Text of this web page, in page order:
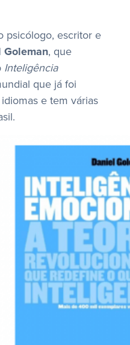
psicólogo, escritor e
Goleman, que
Inteligência
que já foi
e tem várias